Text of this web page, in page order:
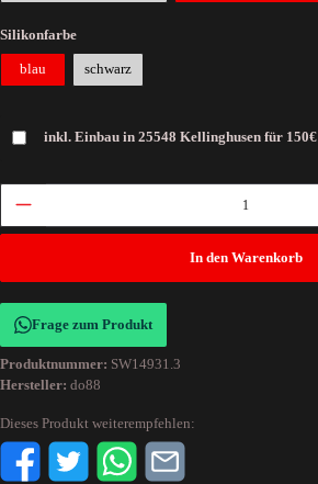
Silikonfarbe
blau schwarz
inkl. Einbau in 25548 Kellinghusen für 150€
In den Warenkorb
Frage zum Produkt
Produktnummer: SW14931.3
Hersteller: do88
Dieses Produkt weiterempfehlen: